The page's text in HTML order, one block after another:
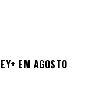
EM AGOSTO